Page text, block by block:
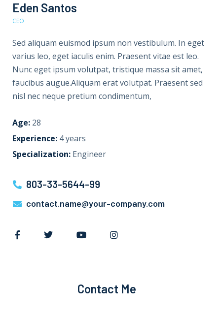
Eden Santos
CEO
Sed aliquam euismod ipsum non vestibulum. In eget
varius leo, eget iaculis enim. Praesent vitae est leo.
Nunc eget ipsum volutpat, tristique massa sit amet,
faucibus augue.Aliquam erat volutpat. Praesent sed
nisl nec neque pretium condimentum,
Age: 28
Experience: 4 years
Specialization: Engineer
803-33-5644-99
contact.name@your-company.com
Contact Me